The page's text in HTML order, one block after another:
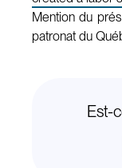
Mention du
patronat du
Est-